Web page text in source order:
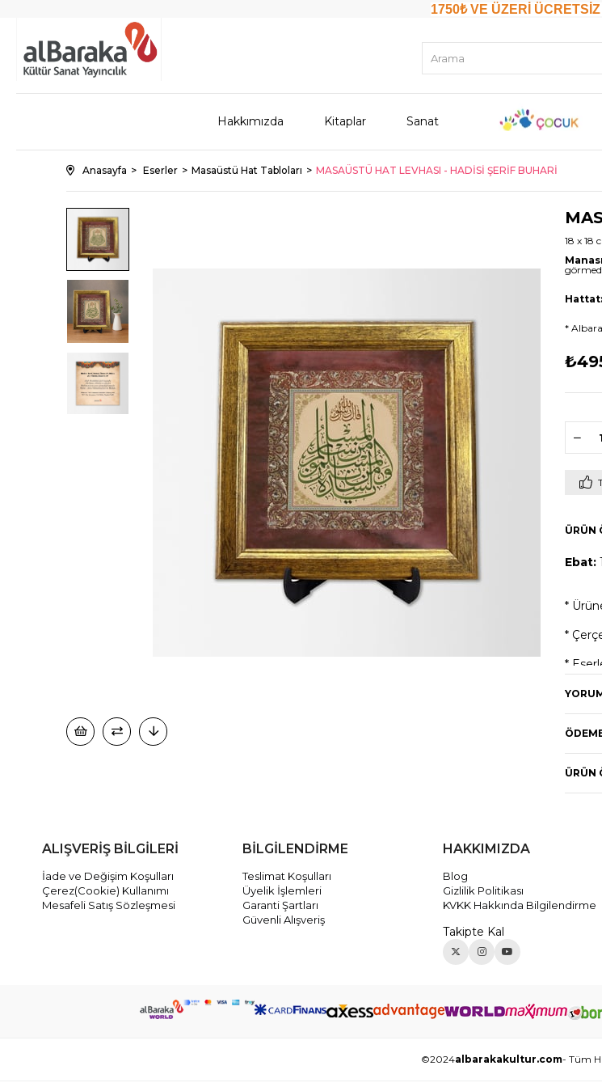
1750₺ VE ÜZERİ
Hakkımızda Kitaplar Sanat
Anasayfa Eserler Masaüstü Hat Tabloları MASAÜSTÜ HAT LEVHASI - HADİSİ ŞERİF BUHARİ
18 x 18
Hattat:
*
ÜRÜN
Ebat:
*
*
*
ÜRÜN
ALIŞVERİŞ BİLGİLERİ
İade ve Değişim Koşulları
Çerez(Cookie) Kullanımı
Mesafeli Satış Sözleşmesi
BİLGİLENDİRME
Teslimat Koşulları
Üyelik İşlemleri
Garanti Şartları
Güvenli Alışveriş
HAKKIMIZDA
Blog
Gizlilik Politikası
KVKK Hakkında Bilgilendirme
Takipte Kal
©2024albarakakultur.com- Tüm